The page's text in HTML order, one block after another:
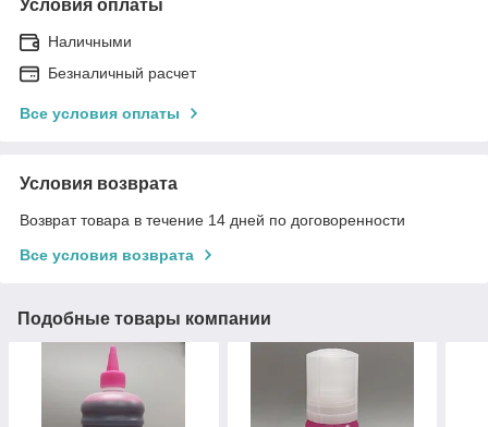
Условия оплаты
Наличными
Безналичный расчет
Все условия оплаты
Условия возврата
Возврат товара в течение 14 дней по договоренности
Все условия возврата
Подобные товары компании